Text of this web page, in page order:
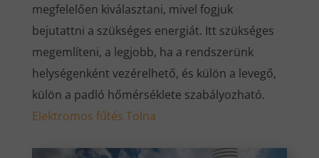
megfelelően kiválasztani, mivel fogjuk
bejutattni a szükséges energiát. Itt szükséges
megemlíteni, a legjobb, ha a rendszerünk
helységenként vezérelhető, és külön a levegő,
külön a padló hőmérséklete szabályozható.
Elektromos fűtés Tolna